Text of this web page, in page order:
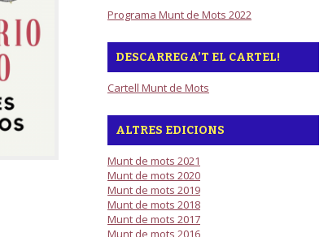
Programa Munt de Mots 2022
DESCARREGA’T EL CARTEL!
Cartell Munt de Mots
ALTRES EDICIONS
Munt de mots 2021
Munt de mots 2020
Munt de mots 2019
Munt de mots 2018
Munt de mots 2017
Munt de mots 2016